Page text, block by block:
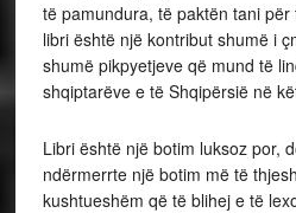
të pamundura, të paktën tani
libri është një kontribut shumë i
shumë pikpyetjeve që mund të
shqiptarëve e të Shqipërsië në
Libri është një botim luksoz por,
ndërmerrte një botim më të
kushtueshëm që të blihej e të